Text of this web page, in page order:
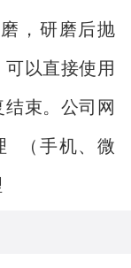
，研磨后抛
以直接使用
束。公司网
（手机、微